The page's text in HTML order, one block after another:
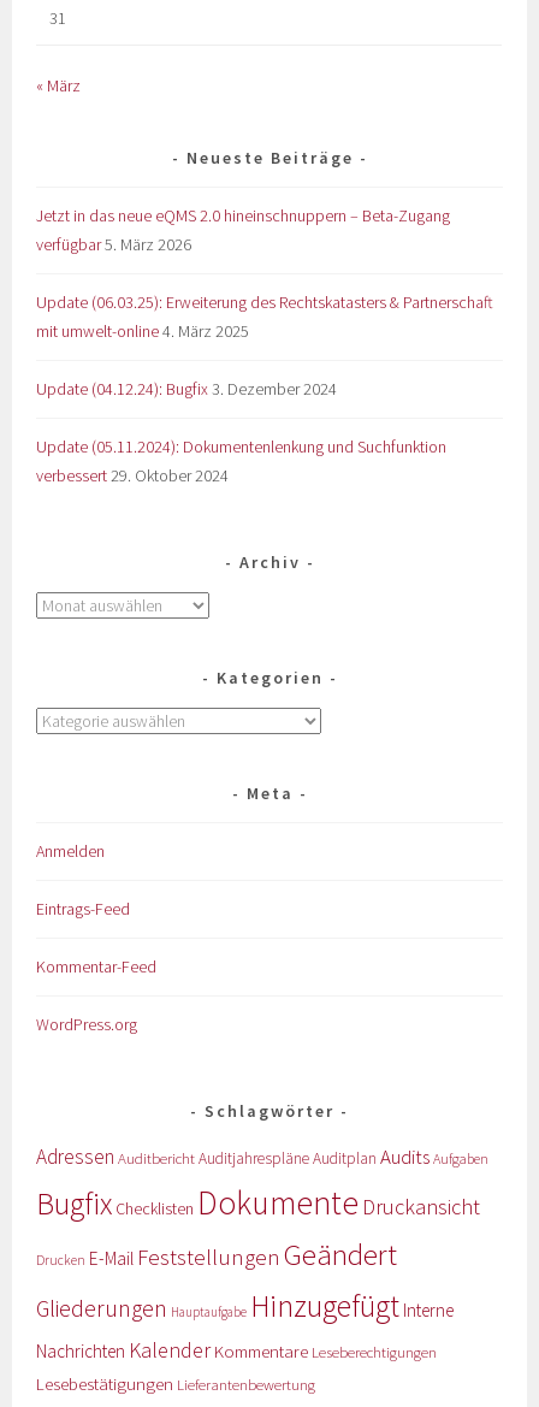
31
« März
Neueste Beiträge
Jetzt in das neue eQMS 2.0 hineinschnuppern – Beta-Zugang
verfügbar5. März 2026
Update (06.03.25): Erweiterung des Rechtskatasters & Partnerschaft
mit umwelt-online4. März 2025
Update (04.12.24): Bugfix3. Dezember 2024
Update (05.11.2024): Dokumentenlenkung und Suchfunktion
verbessert29. Oktober 2024
Archiv
Kategorien
Meta
Anmelden
Eintrags-Feed
Kommentar-Feed
WordPress.org
Schlagwörter
Adressen AuditberichtAuditjahrespläneAuditplan Audits Aufgaben
Bugfix Checklisten Dokumente Druckansicht
Drucken E-Mail Feststellungen Geändert
Gliederungen Hauptaufgabe Hinzugefügt Interne
Nachrichten KalenderKommentare Leseberechtigungen
Lesebestätigungen Lieferantenbewertung